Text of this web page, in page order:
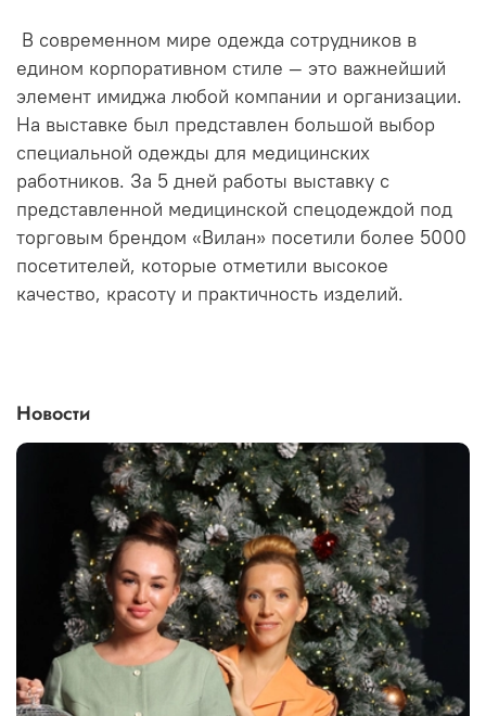
В современном мире одежда сотрудников в
едином корпоративном стиле — это важнейший
элемент имиджа любой компании и организации.
На выставке был представлен большой выбор
специальной одежды для медицинских
работников. За 5 дней работы выставку с
представленной медицинской спецодеждой под
торговым брендом «Вилан» посетили более 5000
посетителей, которые отметили высокое
качество, красоту и практичность изделий.
Новости